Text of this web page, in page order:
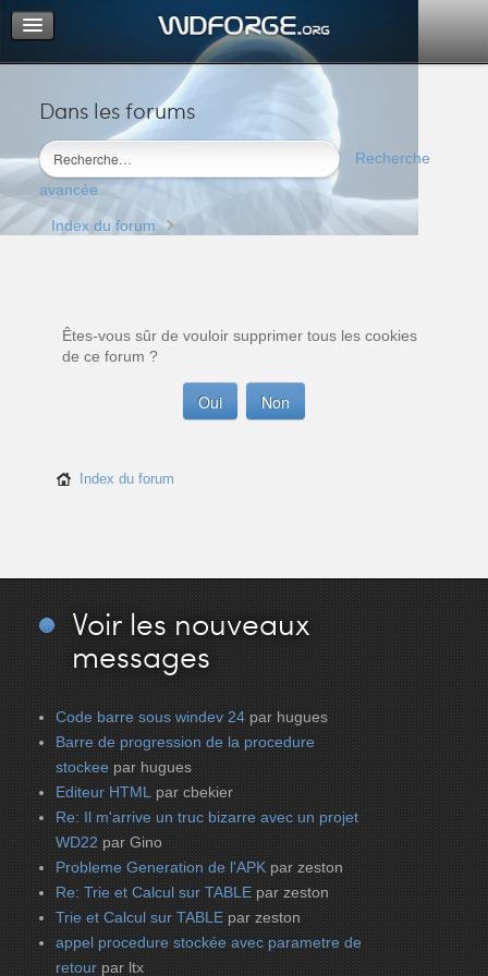
Dans les forums
Recherche
avancée
Portail
Index du forum
M’enregistrer
Connexion
Index du forum
Êtes-vous sûr de vouloir supprimer tous les cookies
de ce forum ?
Index du forum
Voir les nouveaux
messages
Code barre sous windev 24 par hugues
Barre de progression de la procedure
stockee par hugues
Editeur HTML par cbekier
Re: Il m'arrive un truc bizarre avec un projet
WD22 par Gino
Probleme Generation de l'APK par zeston
Re: Trie et Calcul sur TABLE par zeston
Trie et Calcul sur TABLE par zeston
appel procedure stockée avec parametre de
retour par ltx